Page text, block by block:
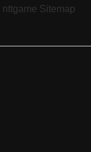
nttgame Sitemap